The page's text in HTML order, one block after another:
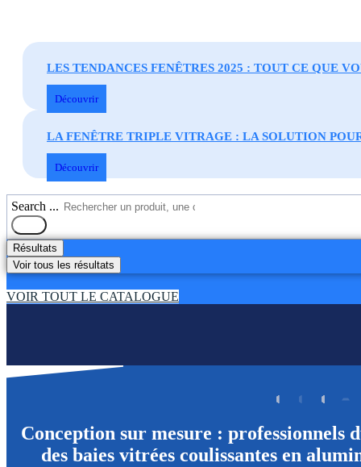
LES TENDANCES FENÊTRES 2025 : TOUT CE QUE
Découvrir
LA FENÊTRE TRIPLE VITRAGE : LA SOLUTION
Découvrir
Search ...
Résultats
Voir tous les résultats
VOIR TOUT LE CATALOGUE
Conception sur mesure : professionnels
des baies vitrées coulissantes en